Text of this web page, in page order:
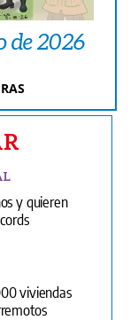
de 2026
y quieren
viviendas